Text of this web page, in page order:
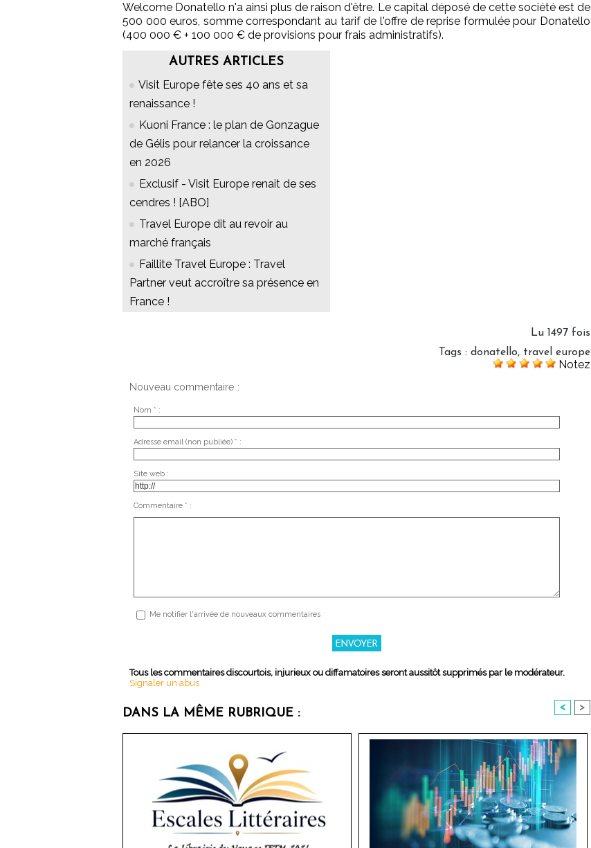
Welcome Donatello n'a ainsi plus de raison d'être. Le capital déposé de cette société est de
500 000 euros, somme correspondant au tarif de l'offre de reprise formulée pour Donatello
(400 000 € + 100 000 € de provisions pour frais administratifs).
AUTRES ARTICLES
Visit Europe fête ses 40 ans et sa
renaissance !
Kuoni France : le plan de Gonzague
de Gélis pour relancer la croissance
en 2026
Exclusif - Visit Europe renait de ses
cendres ! [ABO]
Travel Europe dit au revoir au
marché français
Faillite Travel Europe : Travel
Partner veut accroître sa présence en
France !
Lu 1497 fois
Tags : donatello, travel europe
Notez
Nouveau commentaire :
Nom * :
Adresse email (non publiée) * :
Site web :
Commentaire * :
Me notifier l'arrivée de nouveaux commentaires
Tous les commentaires discourtois, injurieux ou diffamatoires seront aussitôt supprimés par le modérateur.
Signaler un abus
DANS LA MÊME RUBRIQUE : < >